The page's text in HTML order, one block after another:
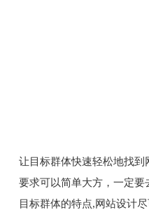
让目标群体快速轻松地找
要求可以简单大方，一定
目标群体的特点,网站设计